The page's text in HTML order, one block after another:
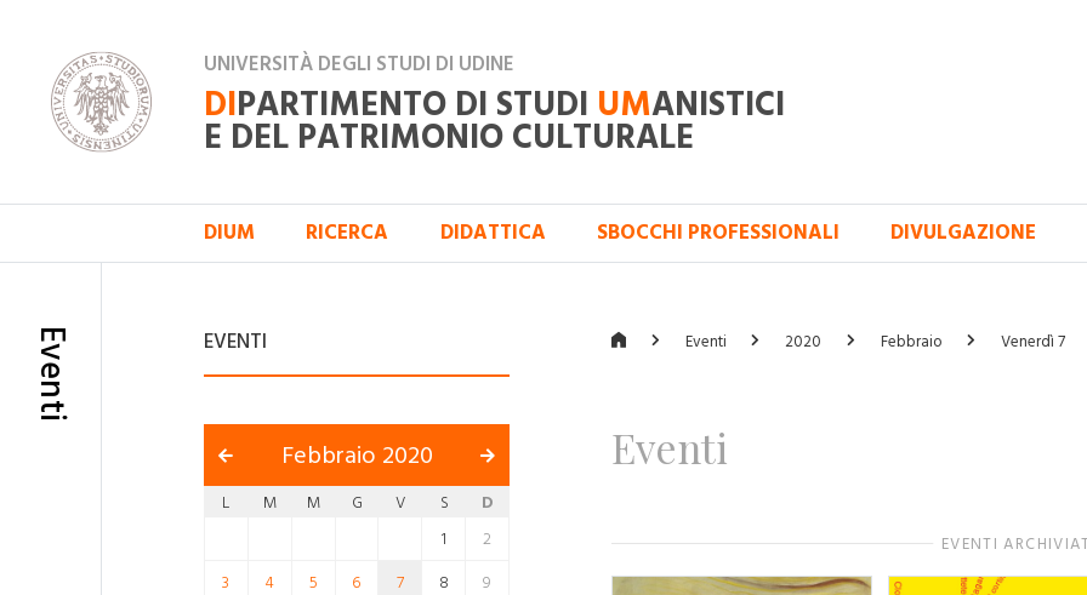
UNIVERSITÀ DEGLI STUDI DI UDINE
DIPARTIMENTO DI STUDI UMANISTICI
E DEL PATRIMONIO CULTURALE
DIUM RICERCA DIDATTICA SBOCCHI PROFESSIONALI DIVULGAZIONE
Eventi EVENTI
Febbraio 2020
L M M G V S
D
1
2
3
4 5 6 7 8
9
Eventi 2020 Febbraio Venerdì 7
Eventi
EVENTI